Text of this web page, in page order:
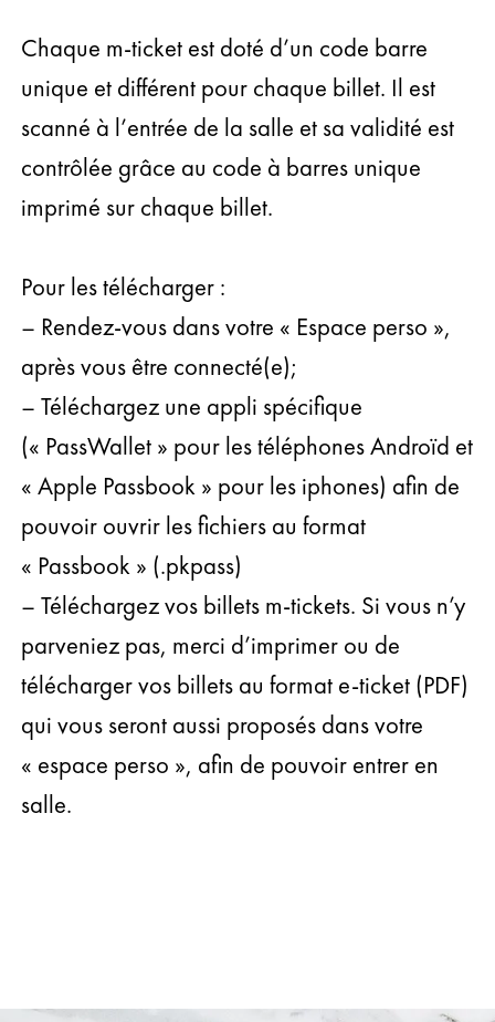
Chaque m-ticket est doté d’un code barre
unique et différent pour chaque billet. Il est
scanné à l’entrée de la salle et sa validité est
contrôlée grâce au code à barres unique
imprimé sur chaque billet.
Pour les télécharger :
– Rendez-vous dans votre « Espace perso »,
après vous être connecté(e);
– Téléchargez une appli spécifique
(« PassWallet » pour les téléphones Androïd et
« Apple Passbook » pour les iphones) afin de
pouvoir ouvrir les fichiers au format
« Passbook » (.pkpass)
– Téléchargez vos billets m-tickets. Si vous n’y
parveniez pas, merci d’imprimer ou de
télécharger vos billets au format e-ticket (PDF)
qui vous seront aussi proposés dans votre
« espace perso », afin de pouvoir entrer en
salle.